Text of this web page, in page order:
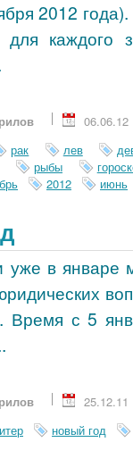
2012
для каждого
06.06.12
рак лев
рыбы
2012
июнь
уже в январе
Время с 5
25.12.11
новый год